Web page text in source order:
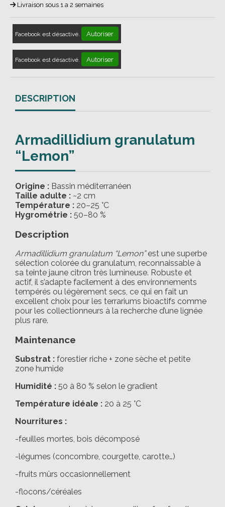
Livraison sous 1 a 2 semaines
Facebook est désactivé. Autoriser
Facebook est désactivé. Autoriser
DESCRIPTION
Armadillidium granulatum
“Lemon”
Origine : Bassin méditerranéen
Taille adulte : ~2 cm
Température : 20–25 °C
Hygrométrie : 50–80 %
Description
Armadillidium granulatum “Lemon”est une superbe
sélection colorée du granulatum, reconnaissable à
sa teinte jaune citron très lumineuse. Robuste et
actif, il s’adapte facilement à des environnements
tempérés ou légèrement secs, ce qui en fait un
excellent choix pour les terrariums bioactifs comme
pour les collectionneurs à la recherche d’une lignée
plus rare.
Maintenance
Substrat : forestier riche + zone sèche et petite
zone humide
Humidité : 50 à 80 % selon le gradient
Température idéale : 20 à 25 °C
Nourritures :
-feuilles mortes, bois décomposé
-légumes (concombre, courgette, carotte…)
-fruits mûrs occasionnellement
-flocons/céréales